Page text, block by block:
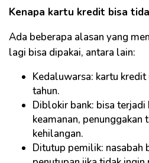
Kenapa kartu kredit bisa
Ada beberapa alasan yang
lagi bisa dipakai, antara lain:
Kedaluwarsa: kartu
tahun.
Diblokir bank: bisa terjadi
keamanan, penunggakan
kehilangan.
Ditutup pemilik: nasabah